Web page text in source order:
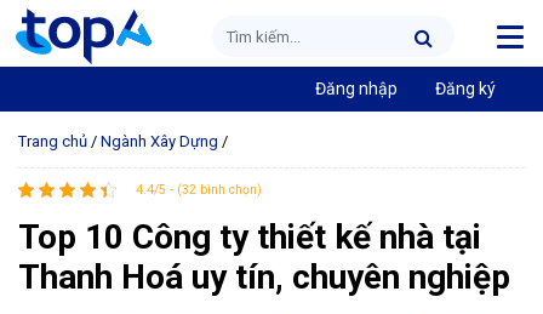
Đăng nhập Đăng ký
Trang chủ / Ngành Xây Dựng /
4.4/5 - (32 bình chọn)
Top 10 Công ty thiết kế nhà tại
Thanh Hoá uy tín, chuyên nghiệp